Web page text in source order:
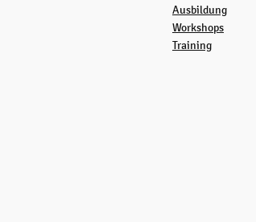
Ausbildung
Workshops
Training